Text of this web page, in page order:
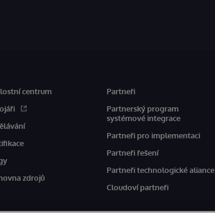
centrum
zdrojů
Partneři
Partnerský program
systémové integrace
Partneři pro implementaci
Partneři řešení
Partneři technologické aliance
Cloudoví partneři